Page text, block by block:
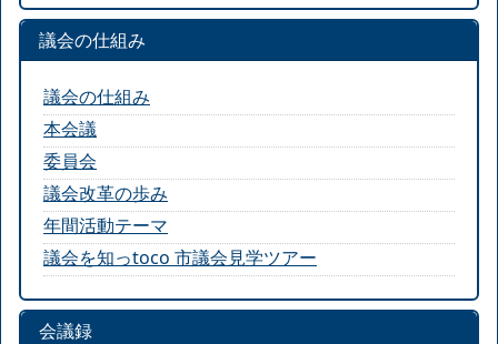
議会の仕組み
議会の仕組み
本会議
委員会
議会改革の歩み
年間活動テーマ
議会を知っtoco 市議会見学ツアー
会議録